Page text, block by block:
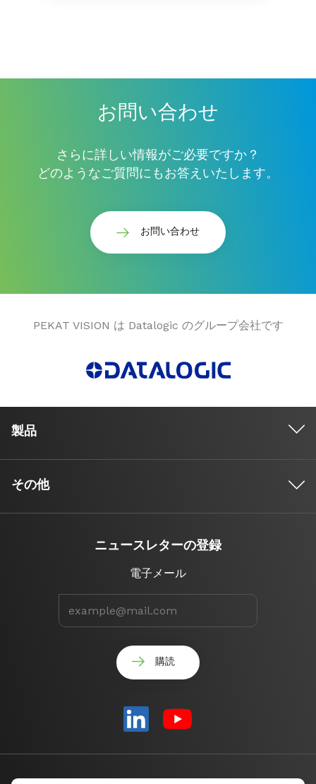
お問い合わせ
さらに詳しい情報がご必要ですか？
どのようなご質問にもお答えいたします。
お問い合わせ
PEKAT VISION は Datalogic のグループ会社です
製品
その他
ニュースレターの登録
電子メール